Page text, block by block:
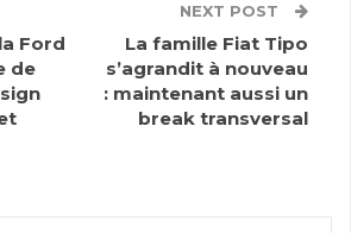
Ford
de
NEXT POST
La famille Fiat Tipo
s’agrandit à nouveau
: maintenant aussi un
break transversal